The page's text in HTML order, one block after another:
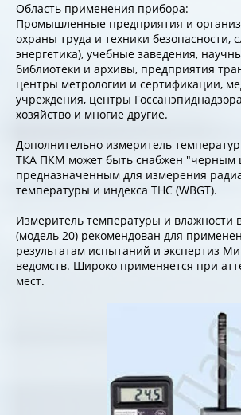
Область применения прибора:
Промышленные предприятия и
охраны труда и техники безопасности,
энергетика), учебные заведения,
библиотеки и архивы, предприятия
центры метрологии и сертификации,
учреждения, центры
хозяйство и многие другие.
Дополнительно измеритель
ТКА ПКМ может быть снабжен "черным
предназначенным для измерения
температуры и индекса ТНС (WBGT).
Измеритель температуры и влажности
(модель 20) рекомендован для
результатам испытаний и экспертиз
ведомств. Широко применяется при
мест.